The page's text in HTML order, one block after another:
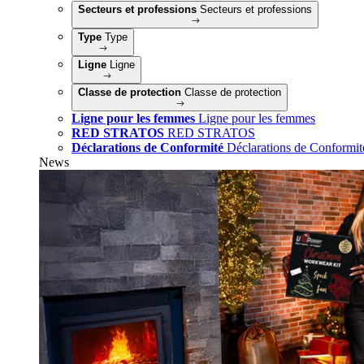
Secteurs et professions Secteurs et professions
Type Type
Ligne Ligne
Classe de protection Classe de protection
Ligne pour les femmes Ligne pour les femmes
RED STRATOS RED STRATOS
Déclarations de Conformité Déclarations de
News